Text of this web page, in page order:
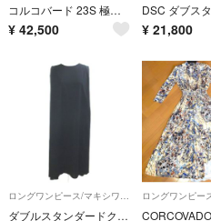
コルコバード 23S 極美品 上品 花柄刺繍 パフスリーブ 総柄 ワンピース CORCOVADO
¥ 42,500 ¥ 21,800
ロングワンピース/マキシワンピース
ダブルスタンダードクロージング ロングワンピース ノースリーブ Aライン 黒